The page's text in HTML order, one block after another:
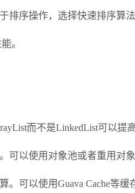
序操作，选择快速排序算
。
而不是LinkedList可以提
以使用对象池或者重用对
可以使用Guava Cache等缓